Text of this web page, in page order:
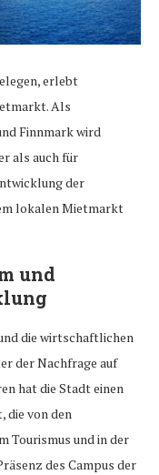
erlebt
Als
Finnmark wird
als auch für
der
lokalen Mietmarkt
und
die wirtschaftlichen
der Nachfrage auf
hat die Stadt einen
die von den
Tourismus und in der
des Campus der